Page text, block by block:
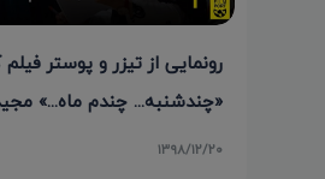
رونمایی از تیزر و پوستر فیلم
«چندشنبه... چندم ماه...»
۱۳۹۸/۱۲/۲۰